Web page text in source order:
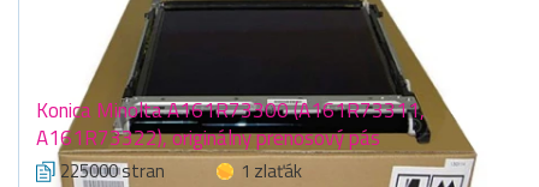
Konica Minolta A161R73300 (A161R73311,
A161R73322), originálny prenosový pás
225000 stran
1 zlaťák